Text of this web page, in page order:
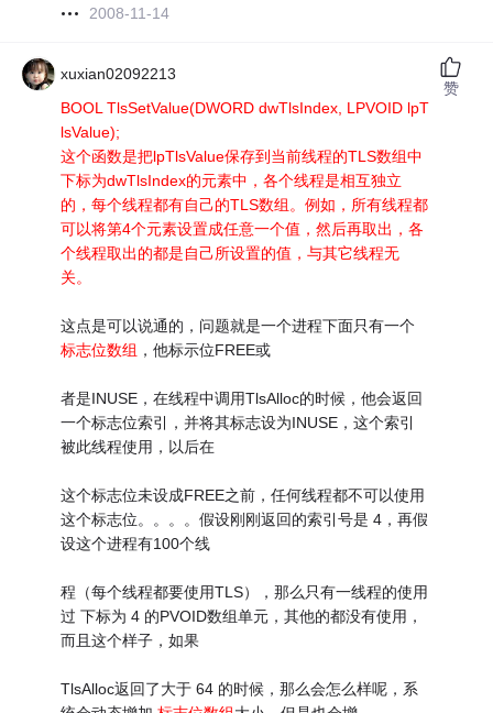
2008-11-14
xuxian02092213
BOOL TlsSetValue(DWORD dwTlsIndex, LPVOID lpT
lsValue);
这个函数是把lpTlsValue保存到当前线程的TLS数组中
下标为dwTlsIndex的元素中，各个线程是相互独立
的，每个线程都有自己的TLS数组。例如，所有线程都
可以将第4个元素设置成任意一个值，然后再取出，各
个线程取出的都是自己所设置的值，与其它线程无
关。
这点是可以说通的，问题就是一个进程下面只有一个
标志位数组 ，他标示位FREE或
者是INUSE，在线程中调用TlsAlloc的时候，他会返回
一个标志位索引，并将其标志设为INUSE，这个索引
被此线程使用，以后在
这个标志位未设成FREE之前，任何线程都不可以使用
这个标志位。。。。假设刚刚返回的索引号是 4，再假
设这个进程有100个线
程（每个线程都要使用TLS），那么只有一线程的使用
过 下标为 4 的PVOID数组单元，其他的都没有使用，
而且这个样子，如果
TlsAlloc返回了大于 64 的时候，那么会怎么样呢，系
赞